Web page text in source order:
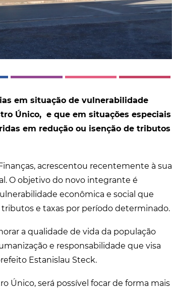
em situação de vulnerabilidade
Único, e que em situações especiais
em redução ou isenção de tributos
acrescentou recentemente à sua
O objetivo do novo integrante é
econômica e social que
e taxas por período determinado.
a qualidade de vida da população
e responsabilidade que visa
Estanislau Steck.
Único, será possível focar de forma mais